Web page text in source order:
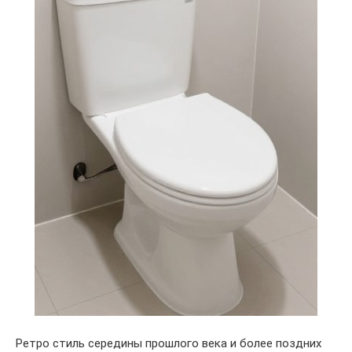
Ретро стиль середины прошлого века и более поздних